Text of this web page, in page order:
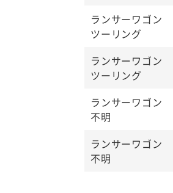
ランサーワゴン
ツーリング
ランサーワゴン
ツーリング
ランサーワゴン
不明
ランサーワゴン
不明